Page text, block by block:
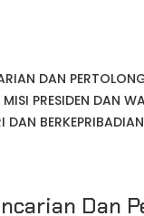
DAN
PRESIDEN DAN
DAN
Dan